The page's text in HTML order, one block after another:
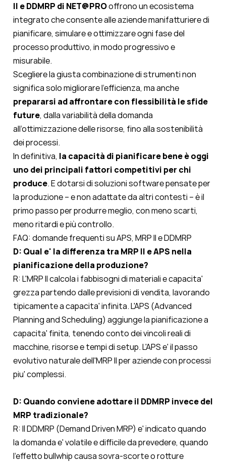
II e DDMRP di NET@PROoffrono un ecosistema
integrato che consente alle aziende manifatturiere di
pianificare, simulare e ottimizzare ogni fase del
processo produttivo, in modo progressivo e
misurabile.
Scegliere la giusta combinazione di strumenti non
significa solo migliorare l’efficienza, ma anche
prepararsi ad affrontare con flessibilità le sfide
future, dalla variabilità della domanda
all’ottimizzazione delle risorse, fino alla sostenibilità
dei processi.
In definitiva, la capacità di pianificare bene è oggi
uno dei principali fattori competitivi per chi
produce. E dotarsi di soluzioni software pensate per
la produzione – e non adattate da altri contesti – è il
primo passo per produrre meglio, con meno scarti,
meno ritardi e più controllo.
FAQ: domande frequenti su APS, MRP II e DDMRP
D: Qual e' la differenza tra MRP II e APS nella
pianificazione della produzione?
R: L'MRP II calcola i fabbisogni di materiali e capacita'
grezza partendo dalle previsioni di vendita, lavorando
tipicamente a capacita' infinita. L'APS (Advanced
Planning and Scheduling) aggiunge la pianificazione a
capacita' finita, tenendo conto dei vincoli reali di
macchine, risorse e tempi di setup. L'APS e' il passo
evolutivo naturale dell'MRP II per aziende con processi
piu' complessi.
D: Quando conviene adottare il DDMRP invece del
MRP tradizionale?
R: Il DDMRP (Demand Driven MRP) e' indicato quando
la domanda e' volatile e difficile da prevedere, quando
l'effetto bullwhip causa sovra-scorte o rotture